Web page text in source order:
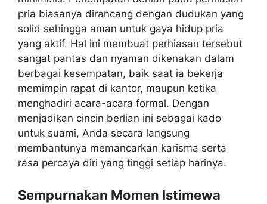
pria biasanya dirancang dengan dudukan yang
solid sehingga aman untuk gaya hidup pria
yang aktif. Hal ini membuat perhiasan tersebut
sangat pantas dan nyaman dikenakan dalam
berbagai kesempatan, baik saat ia bekerja
memimpin rapat di kantor, maupun ketika
menghadiri acara-acara formal. Dengan
menjadikan cincin berlian ini sebagai kado
untuk suami, Anda secara langsung
membantunya memancarkan karisma serta
rasa percaya diri yang tinggi setiap harinya.
Sempurnakan Momen Istimewa